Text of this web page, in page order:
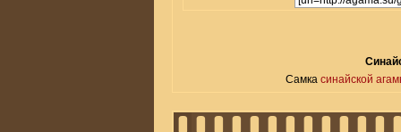
Самка синайской